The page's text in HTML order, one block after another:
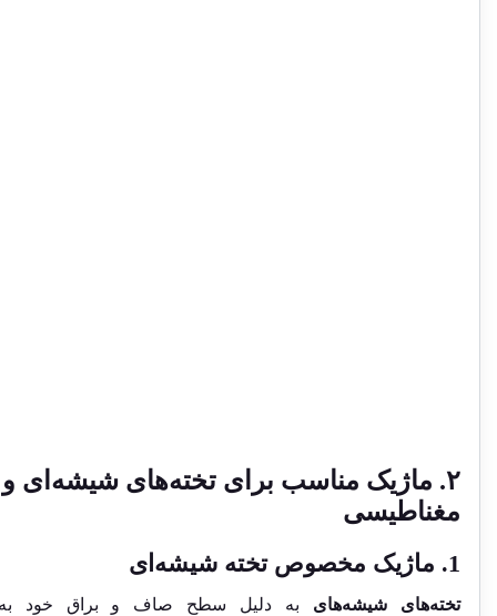
۲. ماژیک مناسب برای تخته‌های شیشه‌ای و
مغناطیسی
تخته‌های شیشه‌هایبه دلیل سطح صاف و براق خود به